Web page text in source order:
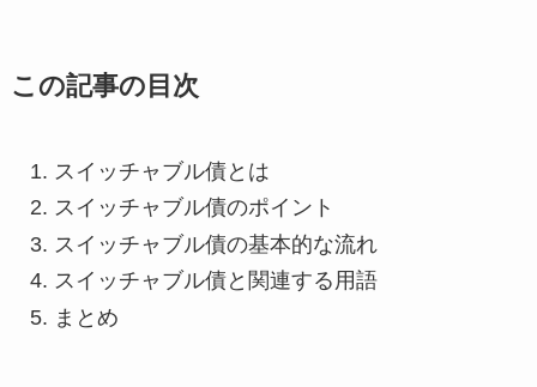
この記事の目次
スイッチャブル債とは
スイッチャブル債のポイント
スイッチャブル債の基本的な流れ
スイッチャブル債と関連する用語
まとめ